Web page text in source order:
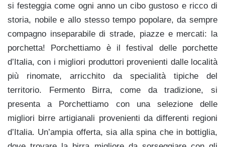
si festeggia come ogni anno un cibo gustoso e ricco di
storia, nobile e allo stesso tempo popolare, da sempre
compagno inseparabile di strade, piazze e mercati: la
porchetta! Porchettiamo è il festival delle porchette
d’Italia, con i migliori produttori provenienti dalle località
più rinomate, arricchito da specialità tipiche del
territorio. Fermento Birra, come da tradizione, si
presenta a Porchettiamo con una selezione delle
migliori birre artigianali provenienti da differenti regioni
d’Italia. Un’ampia offerta, sia alla spina che in bottiglia,